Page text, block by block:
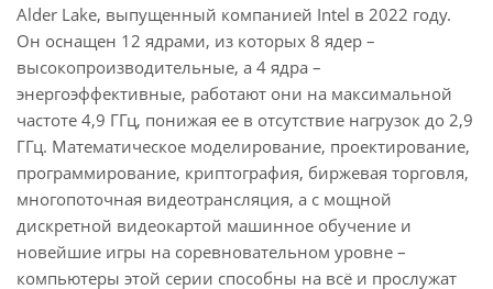
Alder Lake, выпущенный компанией Intel в 2022 году.
Он оснащен 12 ядрами, из которых 8 ядер –
высокопроизводительные, а 4 ядра –
энергоэффективные, работают они на максимальной
частоте 4,9 ГГц, понижая ее в отсутствие нагрузок до 2,9
ГГц. Математическое моделирование, проектирование,
программирование, криптография, биржевая торговля,
многопоточная видеотрансляция, а с мощной
дискретной видеокартой машинное обучение и
новейшие игры на соревновательном уровне –
компьютеры этой серии способны на всё и прослужат